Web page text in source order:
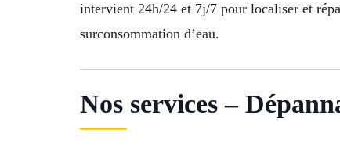
intervient 24h/24 et 7j/7 pour localiser et
surconsommation d’eau.
Nos services –